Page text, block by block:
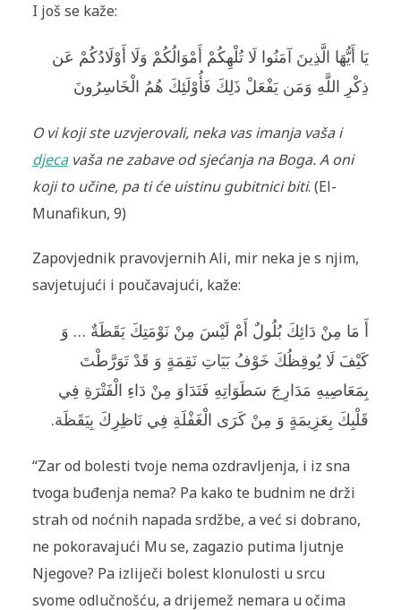
I još se kaže:
يَا أَيُّهَا الَّذِينَ آمَنُوا لَا تُلْهِكُمْ أَمْوَالُكُمْ وَلَا أَوْلَادُكُمْ عَن
ذِكْرِ اللَّهِ وَمَن يَفْعَلْ ذَلِكَ فَأُوْلَئِكَ هُمُ الْخَاسِرُونَ
O vi koji ste uzvjerovali, neka vas imanja vaša i
djecavaša ne zabave od sjećanja na Boga. A oni
koji to učine, pa ti će uistinu gubitnici biti. (El-
Munafikun, 9)
Zapovjednik pravovjernih Ali, mir neka je s njim,
savjetujući i poučavajući, kaže:
أَ مَا مِنْ دَائِكَ بُلُولٌ أَمْ لَيْسَ مِنْ نَوْمَتِكَ يَقَظَةٌ … وَ
كَيْفَ لَا يُوقِظُكَ خَوْفُ بَيَاتِ نَقِمَةٍ وَ قَدْ تَوَرَّطْتَ
بِمَعَاصِيهِ مَدَارِجَ سَطَوَاتِهِ فَتَدَاوَ مِنْ دَاءِ الْفَتْرَةِ فِي
قَلْبِكَ بِعَزِيمَةٍ وَ مِنْ كَرَى الْغَفْلَةِ فِي نَاظِرِكَ بِيَقَظَة.
“Zar od bolesti tvoje nema ozdravljenja, i iz sna
tvoga buđenja nema? Pa kako te budnim ne drži
strah od noćnih napada srdžbe, a već si dobrano,
ne pokoravajući Mu se, zagazio putima ljutnje
Njegove? Pa izliječi bolest klonulosti u srcu
svome odlučnošću, a drijemež nemara u očima